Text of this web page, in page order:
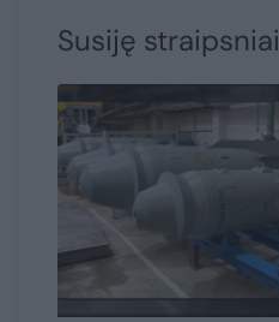
Susiję straipsniai